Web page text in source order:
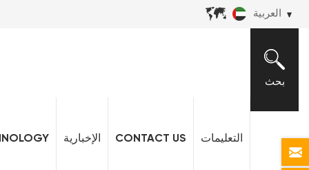
العربية
بحث
الإخبارية CONTACT US التعليمات